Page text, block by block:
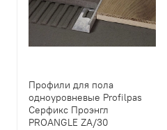
Профили для пола
одноуровневые Profilpas
Серфикс Проэнгл
PROANGLE ZA/30